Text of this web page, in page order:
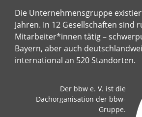
Die Unternehmensgruppe
Jahren. In 12 Gesellschaften sind
Mitarbeiter*innen tätig –
Bayern, aber auch
international an 520 Standorten.
Der bbw e. V. ist die
Dachorganisation der bbw-
Gruppe.